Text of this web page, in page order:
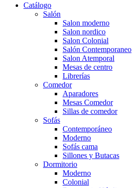
Catálogo
Salón
Salon moderno
Salon nordico
Salon Colonial
Salón Contemporaneo
Salon Atemporal
Mesas de centro
Librerías
Comedor
Aparadores
Mesas Comedor
Sillas de comedor
Sofás
Contemporáneo
Moderno
Sofás cama
Sillones y Butacas
Dormitorio
Moderno
Colonial